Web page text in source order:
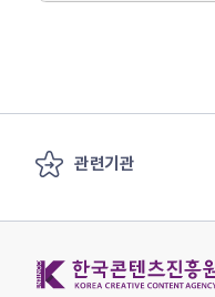
관련기관
전부 수출 플러스 지원단